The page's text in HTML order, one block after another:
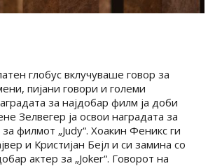
глобус вклучуваше говор за
пијани говори и големи
за најдобар филм ја доби
Зелвегер ја освои наградата за
филмот „Judy“. Хоакин Феникс ги
и Кристијан Бејл и си замина со
актер за „Joker“. Говорот на